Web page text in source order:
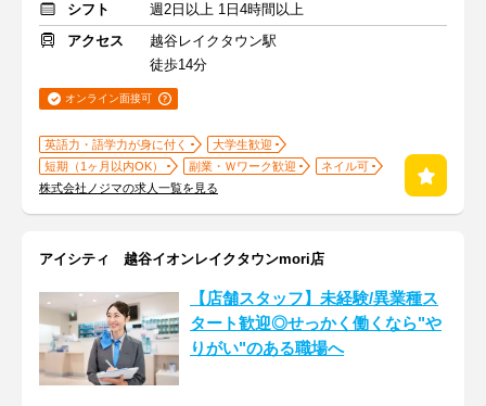
シフト
週2日以上 1日4時間以上
アクセス
越谷レイクタウン駅
徒歩14分
オンライン面接可
英語力・語学力が身に付く
大学生歓迎
短期（1ヶ月以内OK）
副業・Ｗワーク歓迎
ネイル可
株式会社ノジマの求人一覧を見る
アイシティ 越谷イオンレイクタウンmori店
【店舗スタッフ】未経験/異業種ス
タート歓迎◎せっかく働くなら"や
りがい"のある職場へ